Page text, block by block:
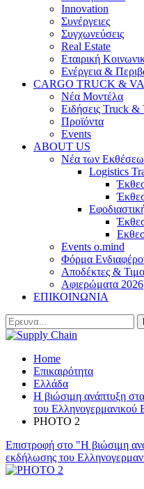
Innovation
Συνέργειες
Συγχωνεύσεις
Real Estate
Εταιρική
Ενέργεια &
CARGO TRUCK &
Νέα Μοντέλα
Ειδήσεις Truck &
Προϊόντα
Events
ABOUT US
Νέα των
Logistics
Events o.mind
Φόρμα
Αποδέκτες &
Αφιερώματα 2026
ΕΠΙΚΟΙΝΩΝΙΑ
Home
Επικαιρότητα
Ελλάδα
Η βιώσιμη ανάπτυξη
του Ελληνογερμανικού
PHOTO 2
Επιστροφή στο "Η βιώσιμη
εκδήλωσης του